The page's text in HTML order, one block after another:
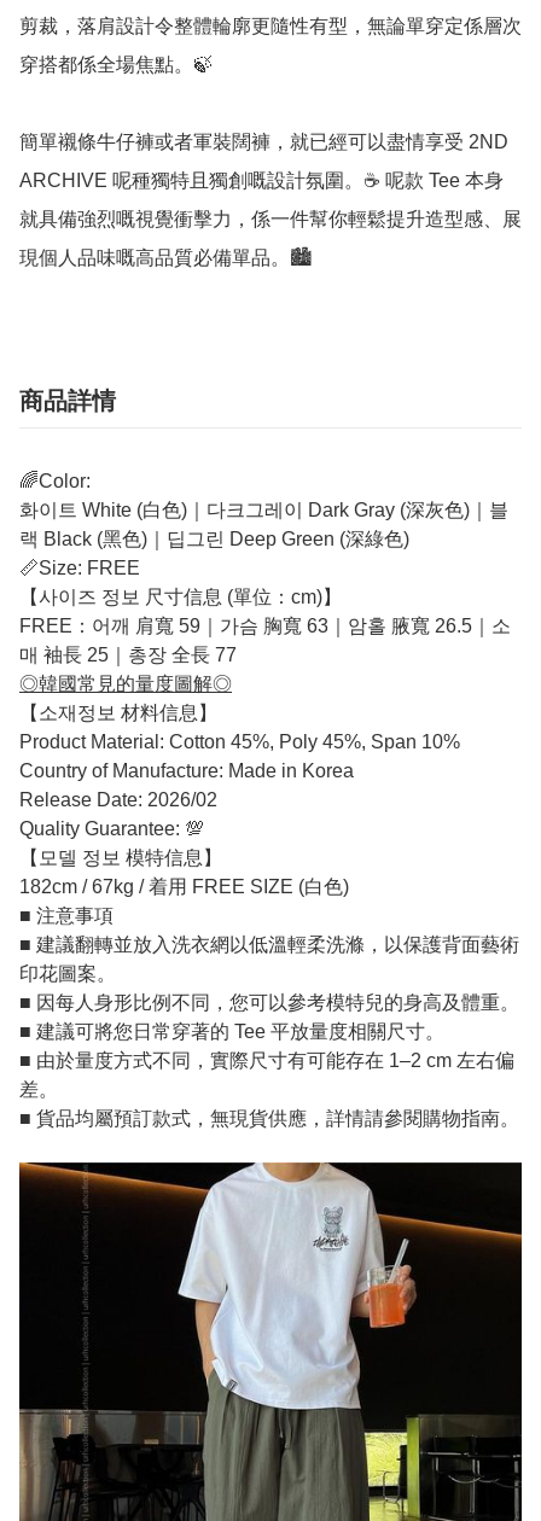
剪裁，落肩設計令整體輪廓更隨性有型，無論單穿定係層次
穿搭都係全場焦點。🍃
簡單襯條牛仔褲或者軍裝闊褲，就已經可以盡情享受 2ND
ARCHIVE 呢種獨特且獨創嘅設計氛圍。☕ 呢款 Tee 本身
就具備強烈嘅視覺衝擊力，係一件幫你輕鬆提升造型感、展
現個人品味嘅高品質必備單品。🏙️
商品詳情
🌈Color:
화이트 White (白色)｜다크그레이 Dark Gray (深灰色)｜블
랙 Black (黑色)｜딥그린 Deep Green (深綠色)
📏Size: FREE
【사이즈 정보 尺寸信息 (單位：cm)】
FREE：어깨 肩寬 59｜가슴 胸寬 63｜암홀 腋寬 26.5｜소
매 袖長 25｜총장 全長 77
◎韓國常見的量度圖解◎
【소재정보 材料信息】
Product Material: Cotton 45%, Poly 45%, Span 10%
Country of Manufacture: Made in Korea
Release Date: 2026/02
Quality Guarantee: 💯
【모델 정보 模特信息】
182cm / 67kg / 着用 FREE SIZE (白色)
■ 注意事項
■ 建議翻轉並放入洗衣網以低溫輕柔洗滌，以保護背面藝術
印花圖案。
■ 因每人身形比例不同，您可以參考模特兒的身高及體重。
■ 建議可將您日常穿著的 Tee 平放量度相關尺寸。
■ 由於量度方式不同，實際尺寸有可能存在 1–2 cm 左右偏
差。
■ 貨品均屬預訂款式，無現貨供應，詳情請參閱購物指南。